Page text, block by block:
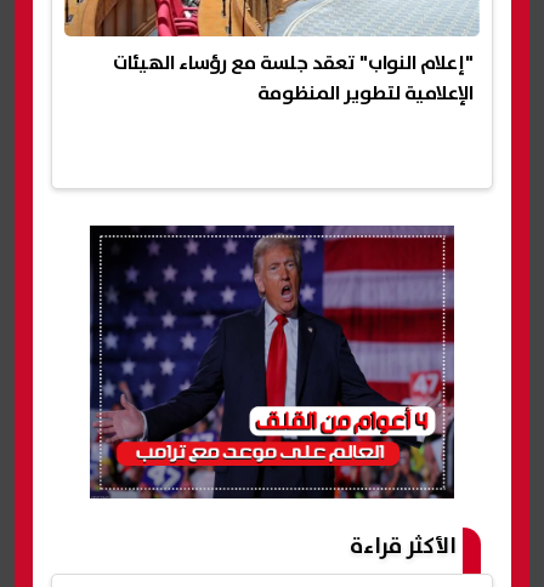
"إعلام النواب" تعقد جلسة مع رؤساء الهيئات
الإعلامية لتطوير المنظومة
الأكثر قراءة